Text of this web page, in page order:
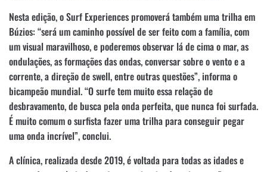
Nesta edição, o Surf Experiences promoverá também uma trilha em
Búzios: “será um caminho possível de ser feito com a família, com
um visual maravilhoso, e poderemos observar lá de cima o mar, as
ondulações, as formações das ondas, conversar sobre o vento e a
corrente, a direção de swell, entre outras questões”, informa o
bicampeão mundial. “O surfe tem muito essa relação de
desbravamento, de busca pela onda perfeita, que nunca foi surfada.
É muito comum o surfista fazer uma trilha para conseguir pegar
uma onda incrível”, conclui.
A clínica, realizada desde 2019, é voltada para todas as idades e